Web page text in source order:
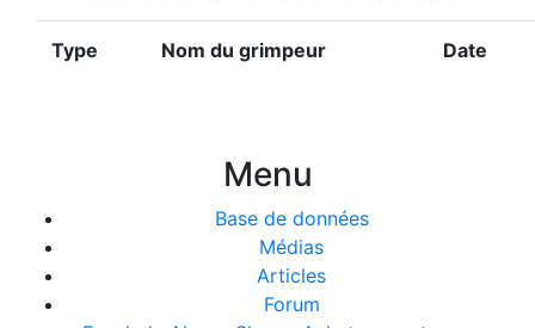
Type Nom du grimpeur Date
Menu
Base de données
Médias
Articles
Forum